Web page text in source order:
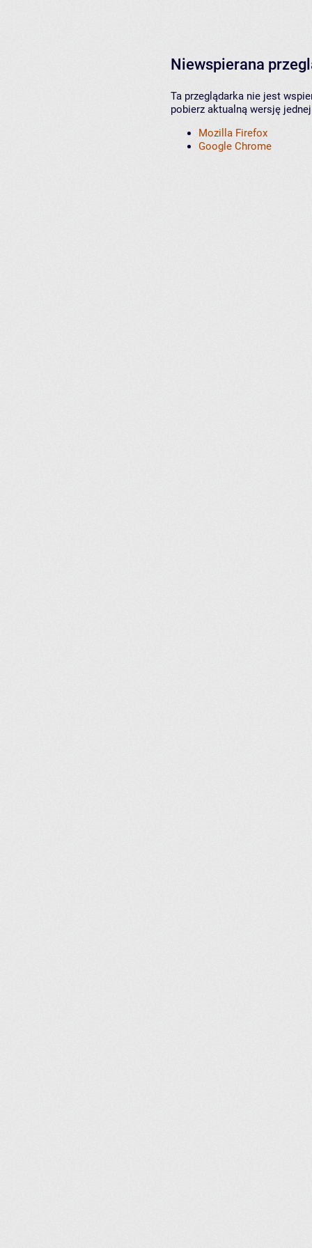
Niewspierana
Ta przeglądarka nie jest
pobierz aktualną wersję
Mozilla Firefox
Google Chrome